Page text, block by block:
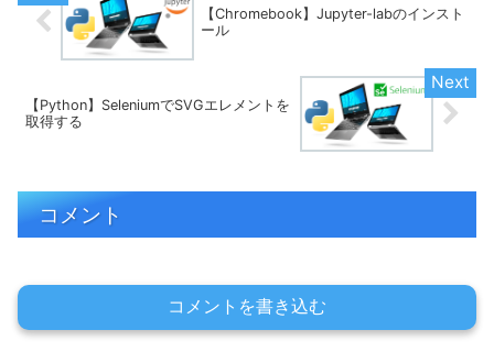
【Chromebook】Jupyter-labのインスト
ール
【Python】SeleniumでSVGエレメントを
取得する
コメント
コメントを書き込む